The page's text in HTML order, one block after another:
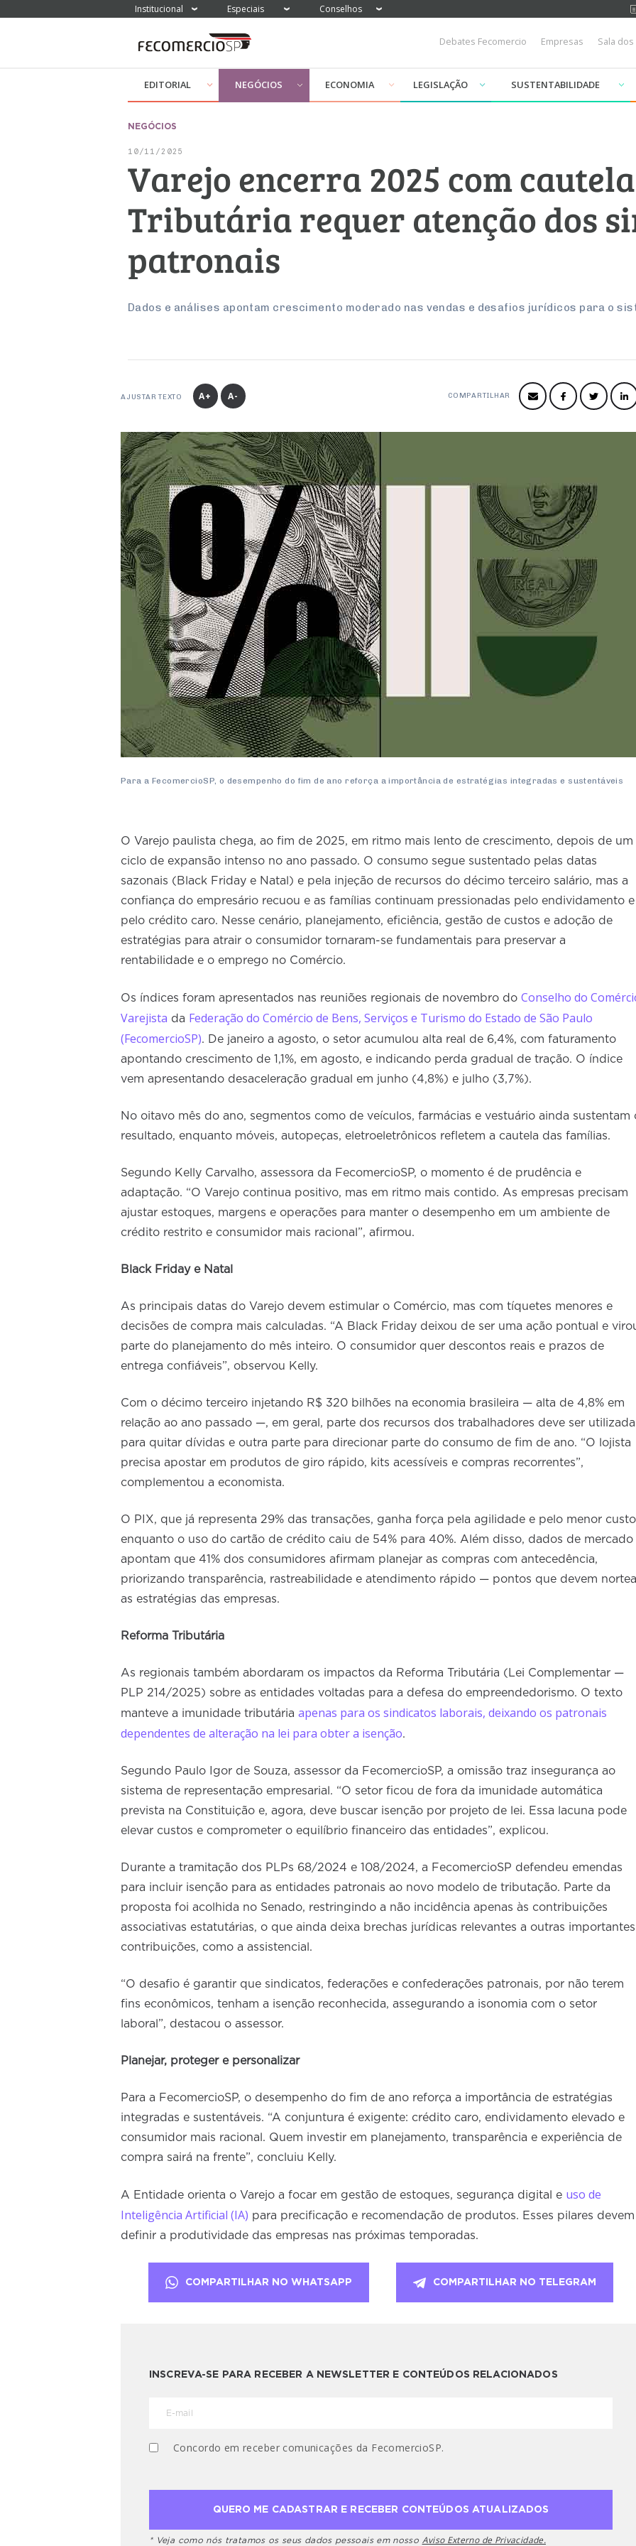
Institucional Especiais Conselhos
Debates Fecomercio Empresas Sala
EDITORIAL NEGÓCIOS ECONOMIA LEGISLAÇÃO SUSTENTABILIDADE
NEGÓCIOS
10/11/2025
Varejo encerra 2025 com
Tributária requer atenção dos
patronais
Dados e análises apontam crescimento moderado nas vendas e desafios jurídicos para o
AJUSTAR TEXTO A+ A- COMPARTILHAR
Para a FecomercioSP, o desempenho do fim de ano reforça a importância de estratégias integradas e sustentáveis
O Varejo paulista chega, ao fim de 2025, em ritmo mais lento de crescimento, depois de um
ciclo de expansão intenso no ano passado. O consumo segue sustentado pelas datas
sazonais (Black Friday e Natal) e pela injeção de recursos do décimo terceiro salário, mas a
confiança do empresário recuou e as famílias continuam pressionadas pelo endividamento e
pelo crédito caro. Nesse cenário, planejamento, eficiência, gestão de custos e adoção de
estratégias para atrair o consumidor tornaram-se fundamentais para preservar a
rentabilidade e o emprego no Comércio.
Os índices foram apresentados nas reuniões regionais de novembro do Conselho do
Varejista da Federação do Comércio de Bens, Serviços e Turismo do Estado de São Paulo
(FecomercioSP). De janeiro a agosto, o setor acumulou alta real de 6,4%, com faturamento
apontando crescimento de 1,1%, em agosto, e indicando perda gradual de tração. O índice
vem apresentando desaceleração gradual em junho (4,8%) e julho (3,7%).
No oitavo mês do ano, segmentos como de veículos, farmácias e vestuário ainda sustentam
resultado, enquanto móveis, autopeças, eletroeletrônicos refletem a cautela das famílias.
Segundo Kelly Carvalho, assessora da FecomercioSP, o momento é de prudência e
adaptação. “O Varejo continua positivo, mas em ritmo mais contido. As empresas precisam
ajustar estoques, margens e operações para manter o desempenho em um ambiente de
crédito restrito e consumidor mais racional”, afirmou.
Black Friday e Natal
As principais datas do Varejo devem estimular o Comércio, mas com tíquetes menores e
decisões de compra mais calculadas. “A Black Friday deixou de ser uma ação pontual e
parte do planejamento do mês inteiro. O consumidor quer descontos reais e prazos de
entrega confiáveis”, observou Kelly.
Com o décimo terceiro injetando R$ 320 bilhões na economia brasileira — alta de 4,8% em
relação ao ano passado —, em geral, parte dos recursos dos trabalhadores deve ser utilizada
para quitar dívidas e outra parte para direcionar parte do consumo de fim de ano. “O lojista
precisa apostar em produtos de giro rápido, kits acessíveis e compras recorrentes”,
complementou a economista.
O PIX, que já representa 29% das transações, ganha força pela agilidade e pelo menor
enquanto o uso do cartão de crédito caiu de 54% para 40%. Além disso, dados de mercado
apontam que 41% dos consumidores afirmam planejar as compras com antecedência,
priorizando transparência, rastreabilidade e atendimento rápido — pontos que devem
as estratégias das empresas.
Reforma Tributária
As regionais também abordaram os impactos da Reforma Tributária (Lei Complementar —
PLP 214/2025) sobre as entidades voltadas para a defesa do empreendedorismo. O texto
manteve a imunidade tributária apenas para os sindicatos laborais, deixando os patronais
dependentes de alteração na lei para obter a isenção.
Segundo Paulo Igor de Souza, assessor da FecomercioSP, a omissão traz insegurança ao
sistema de representação empresarial. “O setor ficou de fora da imunidade automática
prevista na Constituição e, agora, deve buscar isenção por projeto de lei. Essa lacuna pode
elevar custos e comprometer o equilíbrio financeiro das entidades”, explicou.
Durante a tramitação dos PLPs 68/2024 e 108/2024, a FecomercioSP defendeu emendas
para incluir isenção para as entidades patronais ao novo modelo de tributação. Parte da
proposta foi acolhida no Senado, restringindo a não incidência apenas às contribuições
associativas estatutárias, o que ainda deixa brechas jurídicas relevantes a outras importantes
contribuições, como a assistencial.
“O desafio é garantir que sindicatos, federações e confederações patronais, por não terem
fins econômicos, tenham a isenção reconhecida, assegurando a isonomia com o setor
laboral”, destacou o assessor.
Planejar, proteger e personalizar
Para a FecomercioSP, o desempenho do fim de ano reforça a importância de estratégias
integradas e sustentáveis. “A conjuntura é exigente: crédito caro, endividamento elevado e
consumidor mais racional. Quem investir em planejamento, transparência e experiência de
compra sairá na frente”, concluiu Kelly.
A Entidade orienta o Varejo a focar em gestão de estoques, segurança digital e uso de
Inteligência Artificial (IA) para precificação e recomendação de produtos. Esses pilares devem
definir a produtividade das empresas nas próximas temporadas.
COMPARTILHAR NO WHATSAPP COMPARTILHAR NO TELEGRAM
INSCREVA-SE PARA RECEBER A NEWSLETTER E CONTEÚDOS RELACIONADOS
Concordo em receber comunicações da FecomercioSP.
* Veja como nós tratamos os seus dados pessoais em nosso Aviso Externo de Privacidade.